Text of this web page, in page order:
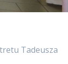
Tadeusza